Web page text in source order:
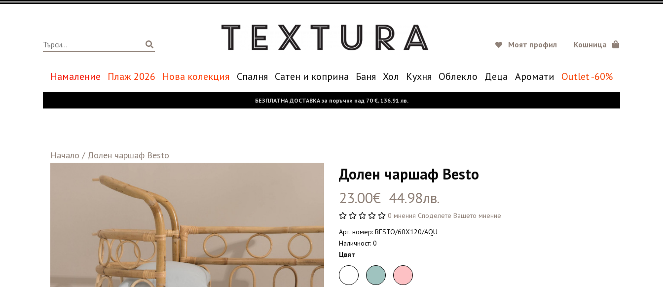
Моят профил Кошница
Намаление Плаж 2026 Нова колекция Спалня Сатен и коприна Баня Хол Кухня Oблекло Деца Аромати Outlet -60%
БЕЗПЛАТНА ДОСТАВКА за поръчки над 70 €,136.91 лв.
Начало / Долен чаршаф Besto
Долен чаршаф Besto
23.00€ 44.98лв.
0 мнения Споделете Вашето мнение
Арт. номер: BESTO/60X120/AQU
Наличност: 0
Цвят